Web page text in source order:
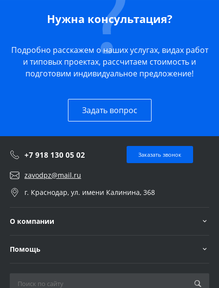
Нужна консультация?
Подробно расскажем о наших услугах, видах работ
и типовых проектах, рассчитаем стоимость и
подготовим индивидуальное предложение!
Задать вопрос
+7 918 130 05 02 Заказать звонок
zavodpz@mail.ru
г. Краснодар, ул. имени Калинина, 368
О компании
Помощь